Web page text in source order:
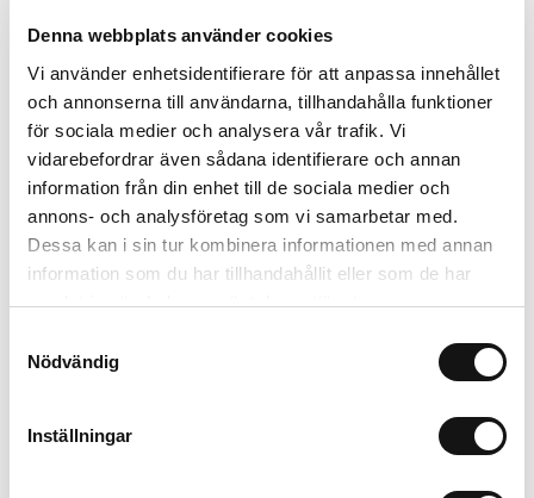
Denna webbplats använder cookies
Vi använder enhetsidentifierare för att anpassa innehållet
och annonserna till användarna, tillhandahålla funktioner
för sociala medier och analysera vår trafik. Vi
vidarebefordrar även sådana identifierare och annan
information från din enhet till de sociala medier och
annons- och analysföretag som vi samarbetar med.
Dessa kan i sin tur kombinera informationen med annan
information som du har tillhandahållit eller som de har
samlat in när du har använt deras tjänster.
Nödvändig
Inställningar
Card Holder Solid Silicone Case
+